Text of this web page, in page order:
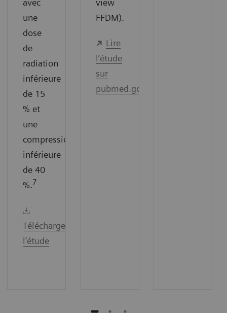
avec
une
dose
de
radiation
inférieure
de 15
% et
une
compression
inférieure
de 40
%.7
Télécharger
l’étude
view
FFDM).
Lire
l’étude
sur
pubmed.gov